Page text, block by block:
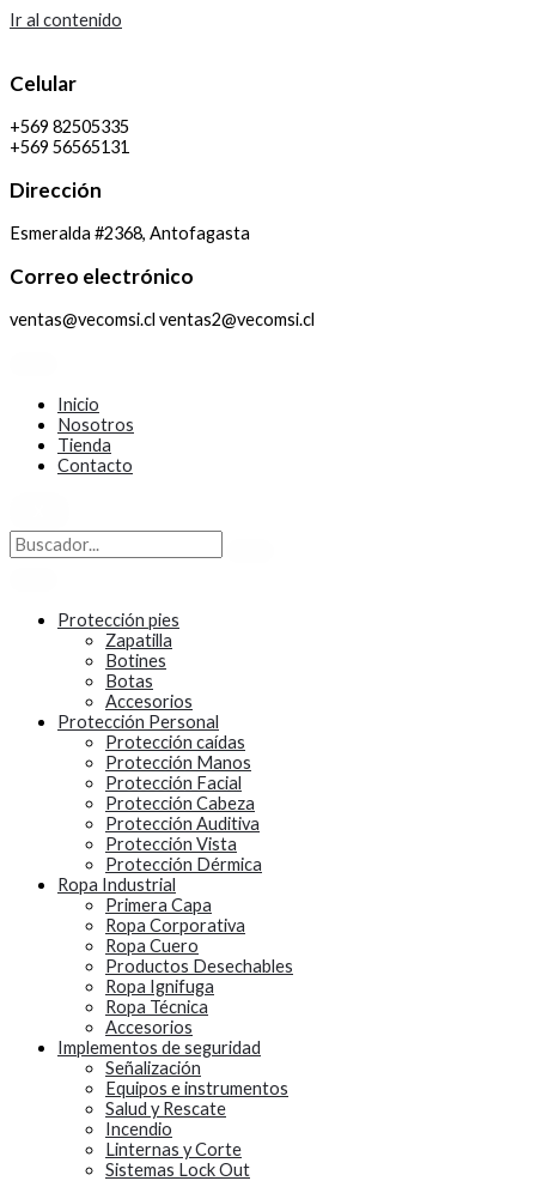
Ir al contenido
Celular
+569 82505335
+569 56565131
Dirección
Esmeralda #2368, Antofagasta
Correo electrónico
ventas@vecomsi.cl ventas2@vecomsi.cl
Inicio
Nosotros
Tienda
Contacto
Protección pies
Zapatilla
Botines
Botas
Accesorios
Protección Personal
Protección caídas
Protección Manos
Protección Facial
Protección Cabeza
Protección Auditiva
Protección Vista
Protección Dérmica
Ropa Industrial
Primera Capa
Ropa Corporativa
Ropa Cuero
Productos Desechables
Ropa Ignifuga
Ropa Técnica
Accesorios
Implementos de seguridad
Señalización
Equipos e instrumentos
Salud y Rescate
Incendio
Linternas y Corte
Sistemas Lock Out